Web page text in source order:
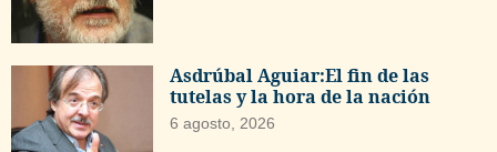
Asdrúbal Aguiar:El fin de las
tutelas y la hora de la nación
6 agosto, 2026